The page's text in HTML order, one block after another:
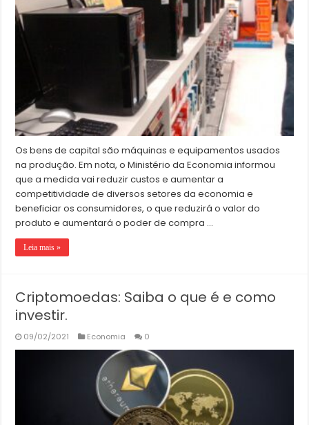
Os bens de capital são máquinas e equipamentos usados
na produção. Em nota, o Ministério da Economia informou
que a medida vai reduzir custos e aumentar a
competitividade de diversos setores da economia e
beneficiar os consumidores, o que reduzirá o valor do
produto e aumentará o poder de compra …
Leia mais »
Criptomoedas: Saiba o que é e como
investir.
09/02/2021 Economia 0